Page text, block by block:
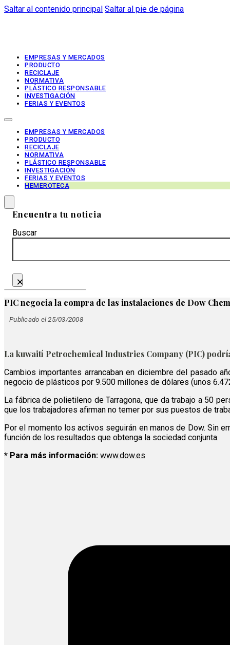
Saltar al contenido principal Saltar al pie de página
EMPRESAS Y MERCADOS
PRODUCTO
RECICLAJE
NORMATIVA
PLÁSTICO RESPONSABLE
INVESTIGACIÓN
FERIAS Y EVENTOS
EMPRESAS Y MERCADOS
PRODUCTO
RECICLAJE
NORMATIVA
PLÁSTICO RESPONSABLE
INVESTIGACIÓN
FERIAS Y EVENTOS
HEMEROTECA
Encuentra tu noticia
Buscar
×
PIC negocia la compra de las instalaciones de Dow
Publicado el 25/03/2008
La kuwaití Petrochemical Industries Company (PIC)
Cambios importantes arrancaban en diciembre del pasado
negocio de plásticos por 9.500 millones de dólares (unos
La fábrica de polietileno de Tarragona, que da trabajo a 50
que los trabajadores afirman no temer por sus puestos de
Por el momento los activos seguirán en manos de Dow. Sin
función de los resultados que obtenga la sociedad conjunta.
* Para más información: www.dow.es